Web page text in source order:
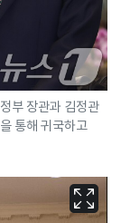
부 장관과 김정관
통해 귀국하고